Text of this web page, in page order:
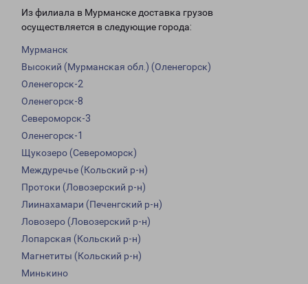
Из филиала в Мурманске доставка грузов
осуществляется в следующие города:
Мурманск
Высокий (Мурманская обл.) (Оленегорск)
Оленегорск-2
Оленегорск-8
Североморск-3
Оленегорск-1
Щукозеро (Североморск)
Междуречье (Кольский р-н)
Протоки (Ловозерский р-н)
Лиинахамари (Печенгский р-н)
Ловозеро (Ловозерский р-н)
Лопарская (Кольский р-н)
Магнетиты (Кольский р-н)
Минькино